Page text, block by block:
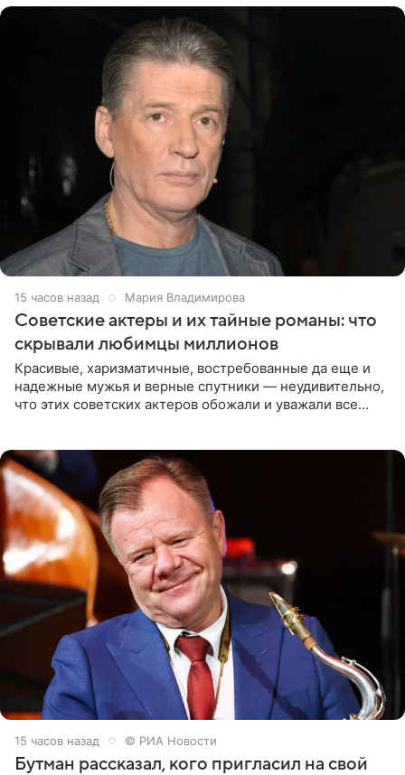
15 часов назад Мария Владимирова
Советские актеры и их тайные романы: что
скрывали любимцы миллионов
Красивые, харизматичные, востребованные да еще и
надежные мужья и верные спутники — неудивительно,
что этих советских актеров обожали и уважали все
15 часов назад © РИА Новости
Бутман рассказал, кого пригласил на свой